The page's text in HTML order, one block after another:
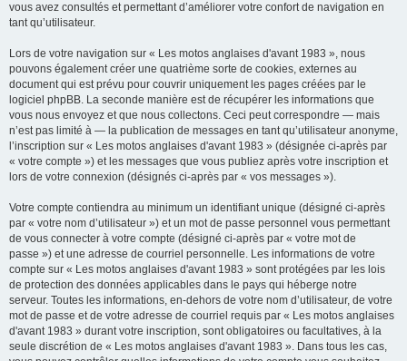
vous avez consultés et permettant d’améliorer votre confort de navigation en
tant qu’utilisateur.
Lors de votre navigation sur « Les motos anglaises d'avant 1983 », nous
pouvons également créer une quatrième sorte de cookies, externes au
document qui est prévu pour couvrir uniquement les pages créées par le
logiciel phpBB. La seconde manière est de récupérer les informations que
vous nous envoyez et que nous collectons. Ceci peut correspondre — mais
n’est pas limité à — la publication de messages en tant qu’utilisateur anonyme,
l’inscription sur « Les motos anglaises d'avant 1983 » (désignée ci-après par
« votre compte ») et les messages que vous publiez après votre inscription et
lors de votre connexion (désignés ci-après par « vos messages »).
Votre compte contiendra au minimum un identifiant unique (désigné ci-après
par « votre nom d’utilisateur ») et un mot de passe personnel vous permettant
de vous connecter à votre compte (désigné ci-après par « votre mot de
passe ») et une adresse de courriel personnelle. Les informations de votre
compte sur « Les motos anglaises d'avant 1983 » sont protégées par les lois
de protection des données applicables dans le pays qui héberge notre
serveur. Toutes les informations, en-dehors de votre nom d’utilisateur, de votre
mot de passe et de votre adresse de courriel requis par « Les motos anglaises
d'avant 1983 » durant votre inscription, sont obligatoires ou facultatives, à la
seule discrétion de « Les motos anglaises d'avant 1983 ». Dans tous les cas,